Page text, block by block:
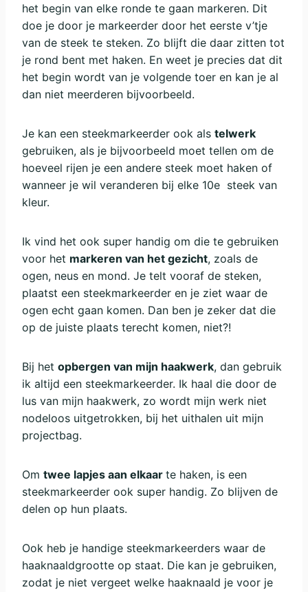
het begin van elke ronde te gaan markeren. Dit
doe je door je markeerder door het eerste v’tje
van de steek te steken. Zo blijft die daar zitten tot
je rond bent met haken. En weet je precies dat dit
het begin wordt van je volgende toer en kan je al
dan niet meerderen bijvoorbeeld.
Je kan een steekmarkeerder ook als telwerk
gebruiken, als je bijvoorbeeld moet tellen om de
hoeveel rijen je een andere steek moet haken of
wanneer je wil veranderen bij elke 10e steek van
kleur.
Ik vind het ook super handig om die te gebruiken
voor het markeren van het gezicht, zoals de
ogen, neus en mond. Je telt vooraf de steken,
plaatst een steekmarkeerder en je ziet waar de
ogen echt gaan komen. Dan ben je zeker dat die
op de juiste plaats terecht komen, niet?!
Bij het opbergen van mijn haakwerk, dan gebruik
ik altijd een steekmarkeerder. Ik haal die door de
lus van mijn haakwerk, zo wordt mijn werk niet
nodeloos uitgetrokken, bij het uithalen uit mijn
projectbag.
Om twee lapjes aan elkaar te haken, is een
steekmarkeerder ook super handig. Zo blijven de
delen op hun plaats.
Ook heb je handige steekmarkeerders waar de
haaknaaldgrootte op staat. Die kan je gebruiken,
zodat je niet vergeet welke haaknaald je voor je